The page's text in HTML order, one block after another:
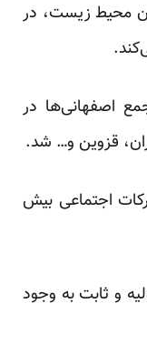
محیط زیست، در
اصفهانی‌ها در
قزوین و… شد.
اجتماعی بیش
و ثابت به وجود